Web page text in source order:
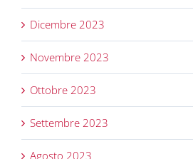
Dicembre 2023
Novembre 2023
Ottobre 2023
Settembre 2023
Agosto 2023